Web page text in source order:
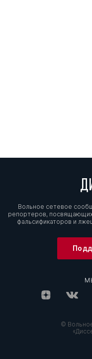
Вольное сетевое
репортеров,
фальсификаторов и
©